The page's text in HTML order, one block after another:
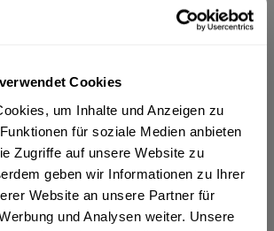
Cookies
um Inhalte und Anzeigen zu
für soziale Medien anbieten
Zugriffe auf unsere Website zu
geben wir Informationen zu Ihrer
Website an unsere Partner für
und Analysen weiter. Unsere
*
24832